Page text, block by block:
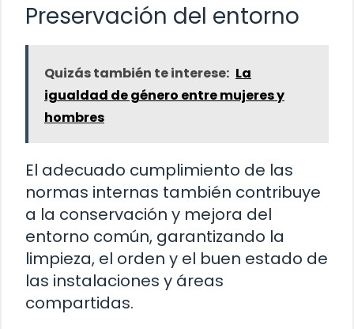
Preservación del entorno
Quizás también te interese: La
igualdad de género entre mujeres y
hombres
El adecuado cumplimiento de las
normas internas también contribuye
a la conservación y mejora del
entorno común, garantizando la
limpieza, el orden y el buen estado de
las instalaciones y áreas
compartidas.